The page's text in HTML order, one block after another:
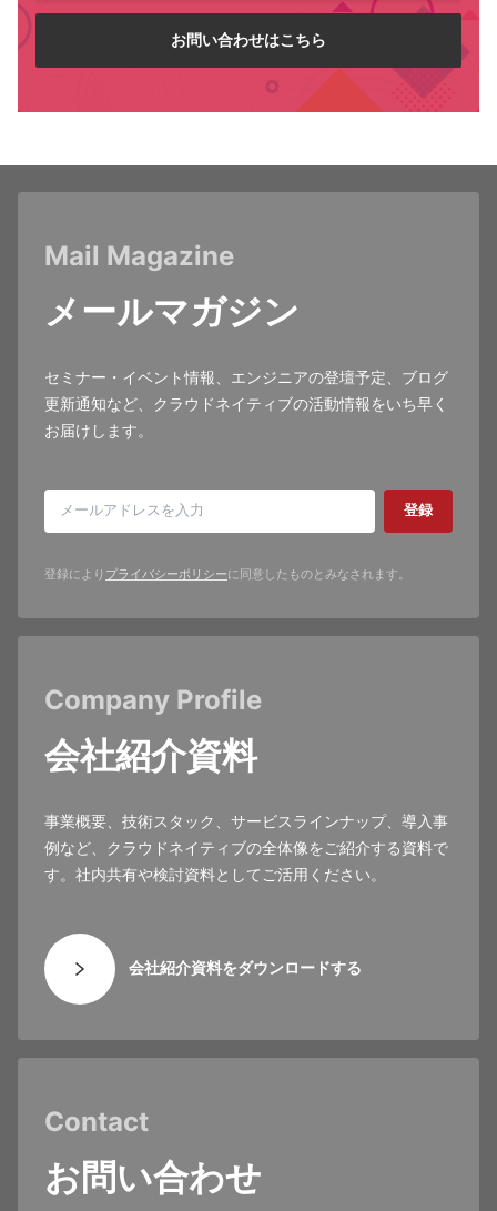
お問い合わせはこちら
Mail Magazine
メールマガジン
セミナー・イベント情報、エンジニアの登壇予定、ブログ
更新通知など、クラウドネイティブの活動情報をいち早く
お届けします。
登録
登録により プライバシーポリシーに同意したものとみなされます。
Company Profile
会社紹介資料
事業概要、技術スタック、サービスラインナップ、導入事
例など、クラウドネイティブの全体像をご紹介する資料で
す。社内共有や検討資料としてご活用ください。
会社紹介資料をダウンロードする
Contact
お問い合わせ